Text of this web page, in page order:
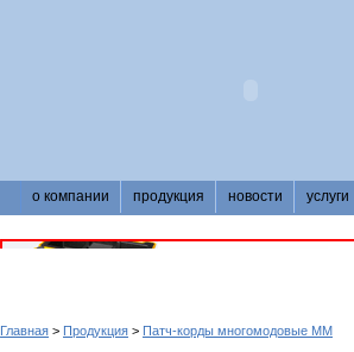
о компании продукция новости услуги
Главная > Продукция > Патч-корды многомодовые MM